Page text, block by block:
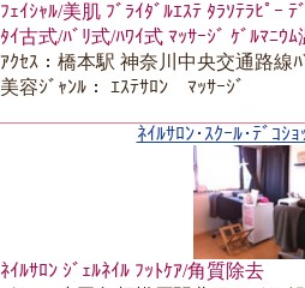
ﾌｪｲｼｬﾙ/美肌 ﾌﾞﾗｲﾀﾞﾙｴｽﾃ ﾀﾗｿﾃﾗﾋﾟｰ ﾃ
ﾀｲ古式/ﾊﾞﾘ式/ﾊﾜｲ式 ﾏｯｻｰｼﾞ ｹﾞﾙﾏﾆｳﾑ
ｱｸｾｽ：橋本駅 神奈川中央交通路線
美容ｼﾞｬﾝﾙ： ｴｽﾃｻﾛﾝ ﾏｯｻｰｼﾞ
ﾈｲﾙｻﾛﾝ･ｽｸｰﾙ･ﾃﾞｺｼ
ﾈｲﾙｻﾛﾝ ｼﾞｪﾙﾈｲﾙ ﾌｯﾄｹｱ/角質除去